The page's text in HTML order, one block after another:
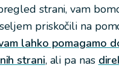
strani, vam
priskočili na
lahko pomagamo
strani, ali pa nas